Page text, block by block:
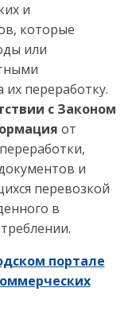
и
которые
или
переработку.
с Законом
от
и
перевозкой
в
портале